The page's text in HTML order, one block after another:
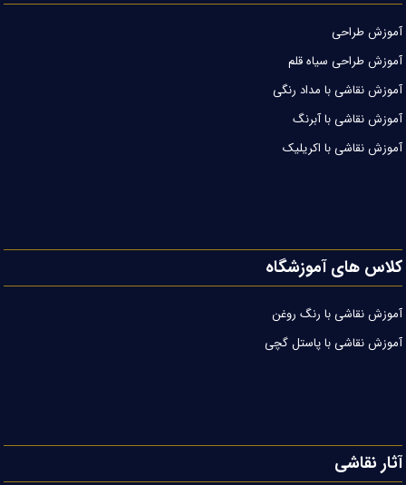
آموزش طراحی
آموزش طراحی سیاه قلم
آموزش نقاشی با مداد رنگی
آموزش نقاشی با آبرنگ
آموزش نقاشی با اکریلیک
کلاس های آموزشگاه
آموزش نقاشی با رنگ روغن
آموزش نقاشی با پاستل گچی
آثار نقاشی